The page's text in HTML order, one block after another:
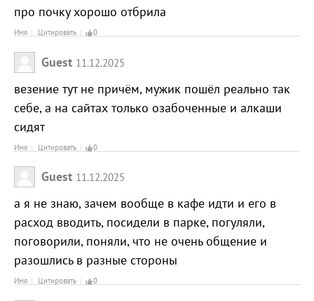
про почку хорошо отбрила
Имя Цитировать 0
Guest 11.12.2025
везение тут не причём, мужик пошёл реально так
себе, а на сайтах только озабоченные и алкаши
сидят
Имя Цитировать 0
Guest 11.12.2025
а я не знаю, зачем вообще в кафе идти и его в
расход вводить, посидели в парке, погуляли,
поговорили, поняли, что не очень общение и
разошлись в разные стороны
Имя Цитировать 0